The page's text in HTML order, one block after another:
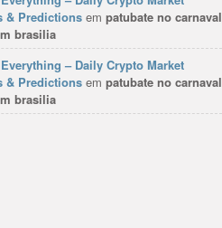
e
& Predictions em patubate no carnaval
brasilia
– Daily Crypto Market
& Predictions em patubate no carnaval
brasilia